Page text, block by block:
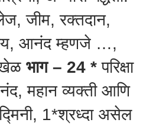
जीम, रक्तदान,
आनंद म्हणजे …,
खेळ भाग – 24 *परिक्षा
महान व्यक्ती आणि
1*श्रध्दा असेल